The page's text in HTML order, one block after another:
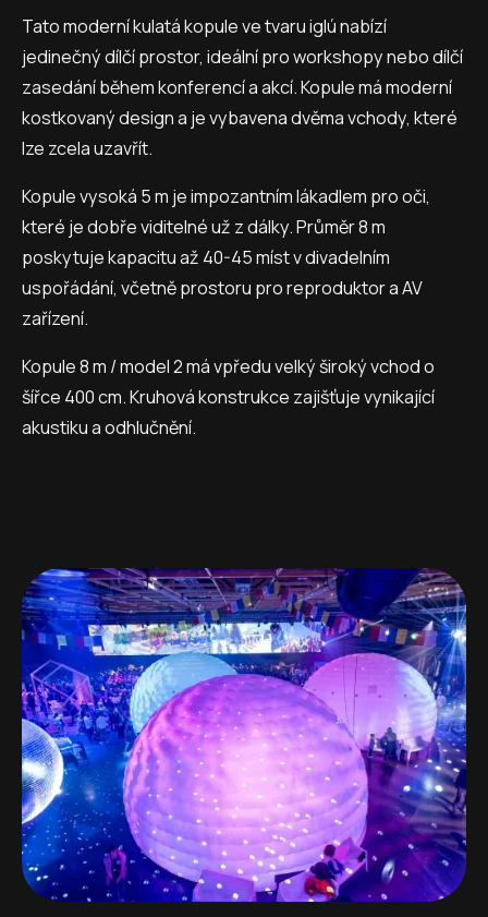
Tato moderní kulatá kopule ve tvaru iglú nabízí
jedinečný dílčí prostor, ideální pro workshopy nebo dílčí
zasedání během konferencí a akcí. Kopule má moderní
kostkovaný design a je vybavena dvěma vchody, které
lze zcela uzavřít.
Kopule vysoká 5 m je impozantním lákadlem pro oči,
které je dobře viditelné už z dálky. Průměr 8 m
poskytuje kapacitu až 40-45 míst v divadelním
uspořádání, včetně prostoru pro reproduktor a AV
zařízení.
Kopule 8 m / model 2 má vpředu velký široký vchod o
šířce 400 cm. Kruhová konstrukce zajišťuje vynikající
akustiku a odhlučnění.